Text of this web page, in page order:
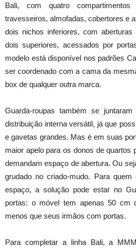
Bali, com quatro
travesseiros, almofadas, cobertores e
dois nichos inferiores, com
dois superiores, acessados por
modelo está disponível nos padrões
ser coordenado com a cama da
box de qualquer outra marca.
Guarda-roupas também se
distribuição interna versátil, já que
e gavetas grandes. Mas é em suas
maior apelo para os donos de quartos
demandam espaço de abertura. Ou
grudado no criado-mudo. Para
espaço, a solução pode estar no
portas: o móvel tem apenas 50 cm
menos que seus irmãos com portas.
Para completar a linha Bali, a